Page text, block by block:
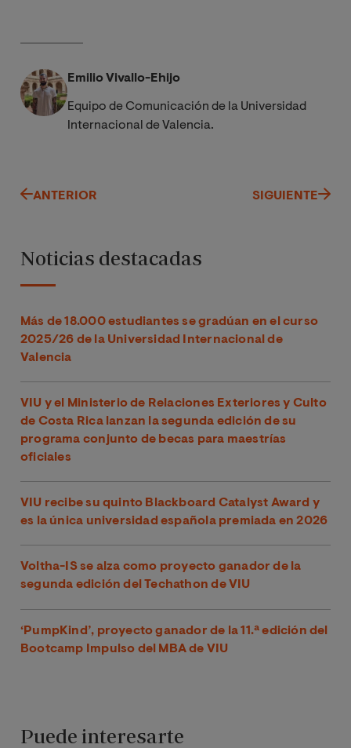
Emilio Vivallo-Ehijo
Equipo de Comunicación de la Universidad
Internacional de Valencia.
ANTERIOR SIGUIENTE
Noticias destacadas
Más de 18.000 estudiantes se gradúan en el curso
2025/26 de la Universidad Internacional de
Valencia
VIU y el Ministerio de Relaciones Exteriores y Culto
de Costa Rica lanzan la segunda edición de su
programa conjunto de becas para maestrías
oficiales
VIU recibe su quinto Blackboard Catalyst Award y
es la única universidad española premiada en 2026
Voltha-IS se alza como proyecto ganador de la
segunda edición del Techathon de VIU
‘PumpKind’, proyecto ganador de la 11.ª edición del
Bootcamp Impulso del MBA de VIU
Puede interesarte